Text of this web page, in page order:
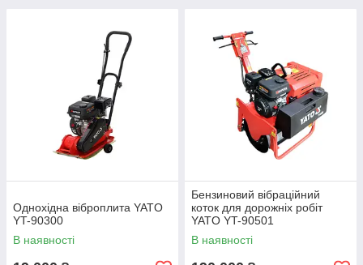
Однохідна віброплита YATO
YT-90300
В наявності
Бензиновий вібраційний
коток для дорожніх робіт
YATO YT-90501
В наявності